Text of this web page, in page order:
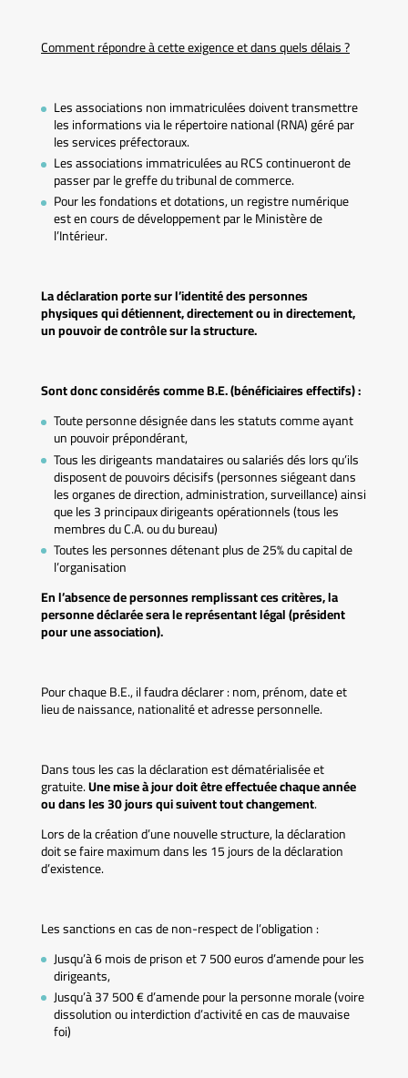
Comment répondre à cette exigence et dans quels délais ?
Les associations non immatriculées doivent transmettre
les informations via le répertoire national (RNA) géré par
les services préfectoraux.
Les associations immatriculées au RCS continueront de
passer par le greffe du tribunal de commerce.
Pour les fondations et dotations, un registre numérique
est en cours de développement par le Ministère de
l’Intérieur.
La déclaration porte sur l’identité des personnes
physiques qui détiennent, directement ou in directement,
un pouvoir de contrôle sur la structure.
Sont donc considérés comme B.E. (bénéficiaires effectifs) :
Toute personne désignée dans les statuts comme ayant
un pouvoir prépondérant,
Tous les dirigeants mandataires ou salariés dés lors qu’ils
disposent de pouvoirs décisifs (personnes siégeant dans
les organes de direction, administration, surveillance) ainsi
que les 3 principaux dirigeants opérationnels (tous les
membres du C.A. ou du bureau)
Toutes les personnes détenant plus de 25% du capital de
l’organisation
En l’absence de personnes remplissant ces critères, la
personne déclarée sera le représentant légal (président
pour une association).
Pour chaque B.E., il faudra déclarer : nom, prénom, date et
lieu de naissance, nationalité et adresse personnelle.
Dans tous les cas la déclaration est dématérialisée et
gratuite.Une mise à jour doit être effectuée chaque année
ou dans les 30 jours qui suivent tout changement.
Lors de la création d’une nouvelle structure, la déclaration
doit se faire maximum dans les 15 jours de la déclaration
d’existence.
Les sanctions en cas de non-respect de l’obligation :
Jusqu’à 6 mois de prison et 7 500 euros d’amende pour les
dirigeants,
Jusqu’à 37 500 € d’amende pour la personne morale (voire
dissolution ou interdiction d’activité en cas de mauvaise
foi)